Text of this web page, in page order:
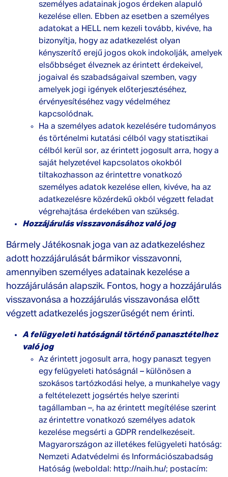
személyes adatainak jogos érdeken alapuló
kezelése ellen. Ebben az esetben a személyes
adatokat a HELL nem kezeli tovább, kivéve, ha
bizonyítja, hogy az adatkezelést olyan
kényszerítő erejű jogos okok indokolják, amelyek
elsőbbséget élveznek az érintett érdekeivel,
jogaival és szabadságaival szemben, vagy
amelyek jogi igények előterjesztéséhez,
érvényesítéséhez vagy védelméhez
kapcsolódnak.
Ha a személyes adatok kezelésére tudományos
és történelmi kutatási célból vagy statisztikai
célból kerül sor, az érintett jogosult arra, hogy a
saját helyzetével kapcsolatos okokból
tiltakozhasson az érintettre vonatkozó
személyes adatok kezelése ellen, kivéve, ha az
adatkezelésre közérdekű okból végzett feladat
végrehajtása érdekében van szükség.
Hozzájárulás visszavonásához való jog
Bármely Játékosnak joga van az adatkezeléshez
adott hozzájárulását bármikor visszavonni,
amennyiben személyes adatainak kezelése a
hozzájárulásán alapszik. Fontos, hogy a hozzájárulás
visszavonása a hozzájárulás visszavonása előtt
végzett adatkezelés jogszerűségét nem érinti.
A felügyeleti hatóságnál történő panasztételhez
való jog
Az érintett jogosult arra, hogy panaszt tegyen
egy felügyeleti hatóságnál – különösen a
szokásos tartózkodási helye, a munkahelye vagy
a feltételezett jogsértés helye szerinti
tagállamban –, ha az érintett megítélése szerint
az érintettre vonatkozó személyes adatok
kezelése megsérti a GDPR rendelkezéseit.
Magyarországon az illetékes felügyeleti hatóság:
Nemzeti Adatvédelmi és Információszabadság
Hatóság (weboldal: http://naih.hu/; postacím: